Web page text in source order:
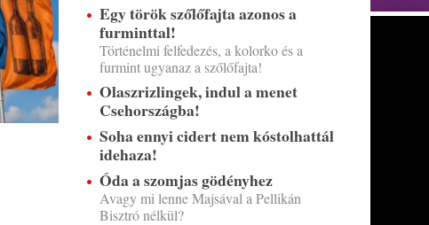
Egy török szőlőfajta azonos a
furminttal!
Történelmi felfedezés, a kolorko és a
furmint ugyanaz a szőlőfajta!
Olaszrizlingek, indul a menet
Csehországba!
Soha ennyi cidert nem kóstolhattál
idehaza!
Óda a szomjas gödényhez
Avagy mi lenne Majsával a Pellikán
Bisztró nélkül?